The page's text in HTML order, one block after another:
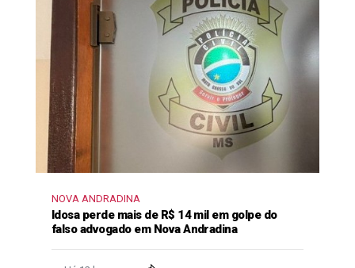
NOVA ANDRADINA
Idosa perde mais de R$ 14 mil em golpe do
falso advogado em Nova Andradina